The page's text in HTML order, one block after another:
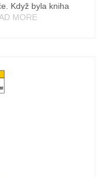
Když byla kniha
MORE